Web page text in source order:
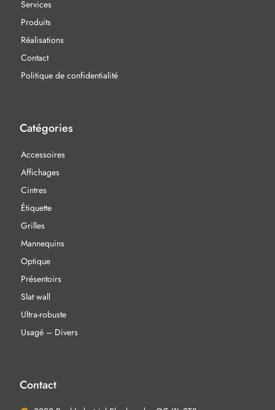
Services
Produits
Réalisations
Contact
Politique de confidentialité
Catégories
Accessoires
Affichages
Cintres
Étiquette
Grilles
Mannequins
Optique
Présentoirs
Slat wall
Ultra-robuste
Usagé – Divers
Contact